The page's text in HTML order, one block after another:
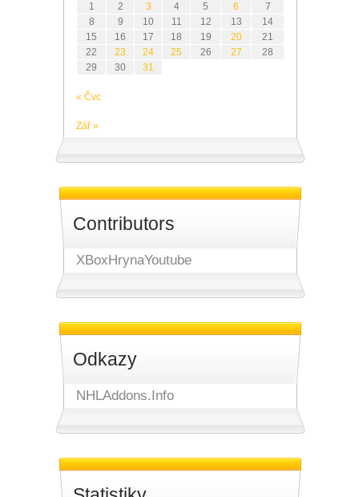
1
2 3 4 5 6
7
8
9 10 11 12 13
14
15
16 17 18 19 20
21
22
23 24 25 26 27
28
29
30 31
« Čvc
Zář »
Contributors
XBoxHrynaYoutube
Odkazy
NHLAddons.Info